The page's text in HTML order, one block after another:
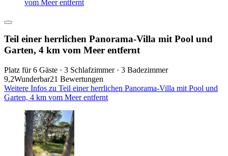
vom Meer entfernt
Teil einer herrlichen Panorama-Villa mit Pool und
Garten, 4 km vom Meer entfernt
Platz für 6 Gäste · 3 Schlafzimmer · 3 Badezimmer
9,2Wunderbar21 Bewertungen
Weitere Infos zu Teil einer herrlichen Panorama-Villa mit Pool und
Garten, 4 km vom Meer entfernt